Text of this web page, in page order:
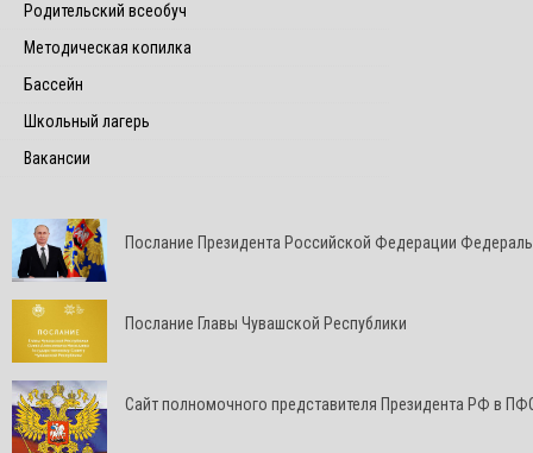
Родительский всеобуч
Методическая копилка
Бассейн
Школьный лагерь
Вакансии
Послание Президента Российской Федерации
Послание Главы Чувашской Республики
Cайт полномочного представителя Президента РФ в